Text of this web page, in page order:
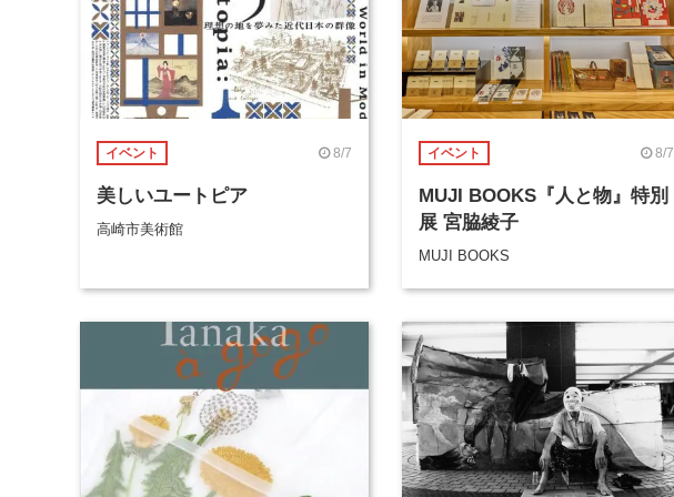
イベント 8/7
美しいユートピア
高崎市美術館
イベント 8/7
MUJI BOOKS『人と物』特別
展 宮脇綾子
MUJI BOOKS